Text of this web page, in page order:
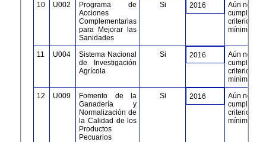
10
U002
Programa de
Acciones
Complementarias
para Mejorar las
Sanidades
Si 2016
Aún no
cumple con
criterios
mínimos
11 U004
Sistema Nacional
de Investigación
Agrícola
Si 2016
Aún no
cumple con
criterios
mínimos
12
U009
Fomento de la
Ganadería y
Normalización de
la Calidad de los
Productos
Pecuarios​
Si 2016
Aún no
cumple con
criterios
mínimos